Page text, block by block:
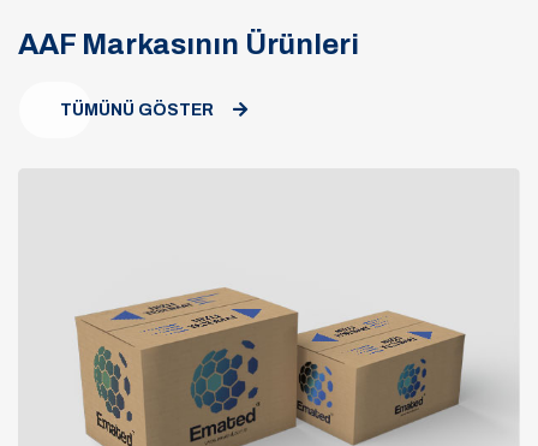
AAF Markasının Ürünleri
TÜMÜNÜ GÖSTER